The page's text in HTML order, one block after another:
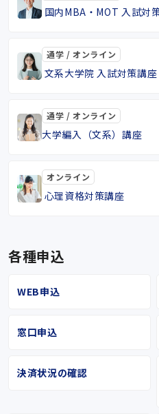
国内MBA・MOT 入試対
通学 / オンライン
文系大学院 入試対策講座
通学 / オンライン
大学編入（文系）講座
オンライン
心理資格対策講座
各種申込
WEB申込
窓口申込
決済状況の確認